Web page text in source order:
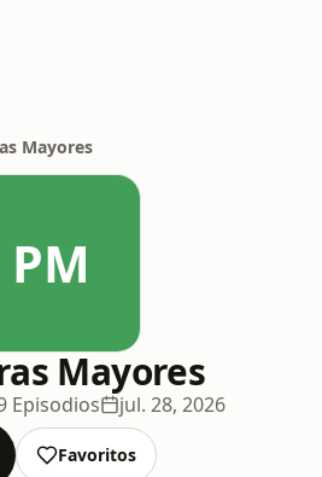
Mayores
PM
Mayores
Episodios jul. 28, 2026
Favoritos